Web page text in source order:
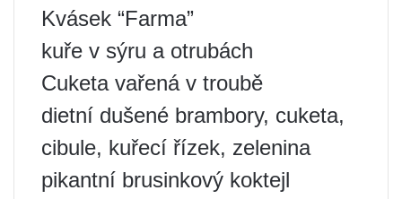
Kvásek “Farma”
kuře v sýru a otrubách
Cuketa vařená v troubě
dietní dušené brambory, cuketa,
cibule, kuřecí řízek, zelenina
pikantní brusinkový koktejl